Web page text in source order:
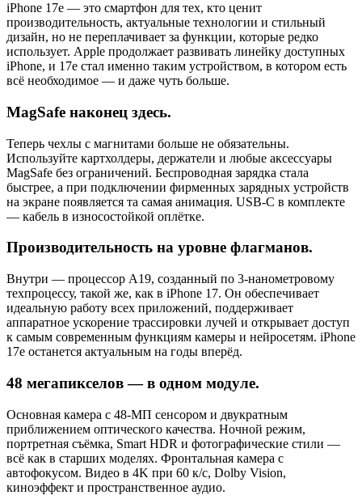
iPhone 17e — это смартфон для тех, кто ценит
производительность, актуальные технологии и стильный
дизайн, но не переплачивает за функции, которые редко
использует. Apple продолжает развивать линейку доступных
iPhone, и 17e стал именно таким устройством, в котором есть
всё необходимое — и даже чуть больше.
MagSafe наконец здесь.
Теперь чехлы с магнитами больше не обязательны.
Используйте картхолдеры, держатели и любые аксессуары
MagSafe без ограничений. Беспроводная зарядка стала
быстрее, а при подключении фирменных зарядных устройств
на экране появляется та самая анимация. USB-C в комплекте
— кабель в износостойкой оплётке.
Производительность на уровне флагманов.
Внутри — процессор A19, созданный по 3-нанометровому
техпроцессу, такой же, как в iPhone 17. Он обеспечивает
идеальную работу всех приложений, поддерживает
аппаратное ускорение трассировки лучей и открывает доступ
к самым современным функциям камеры и нейросетям. iPhone
17e останется актуальным на годы вперёд.
48 мегапикселов — в одном модуле.
Основная камера с 48-МП сенсором и двукратным
приближением оптического качества. Ночной режим,
портретная съёмка, Smart HDR и фотографические стили —
всё как в старших моделях. Фронтальная камера с
автофокусом. Видео в 4K при 60 к/с, Dolby Vision,
киноэффект и пространственное аудио.